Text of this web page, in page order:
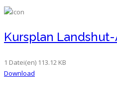
Kursplan
1 Datei(en) 113.12 KB
Download